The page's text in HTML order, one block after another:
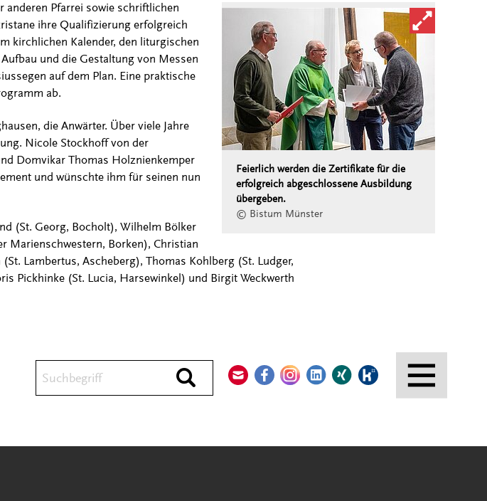
Durchsuchen
Bild in
Feierlich werden die Zertifikate für die
erfolgreich abgeschlossene Ausbildung
übergeben.
© Bistum Münster
anderen Pfarrei sowie schriftlichen
ihre Qualifizierung erfolgreich
kirchlichen Kalender, den liturgischen
und die Gestaltung von Messen
auf dem Plan. Eine praktische
ab.
die Anwärter. Über viele Jahre
Nicole Stockhoff von der
Domvikar Thomas Holznienkemper
und wünschte ihm für seinen nun
(St. Georg, Bocholt), Wilhelm Bölker
Marienschwestern, Borken), Christian
Lambertus, Ascheberg), Thomas Kohlberg (St. Ludger,
Pickhinke (St. Lucia, Harsewinkel) und Birgit Weckwerth